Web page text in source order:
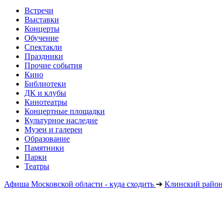
Встречи
Выставки
Концерты
Обучение
Спектакли
Праздники
Прочие события
Кино
Библиотеки
ДК и клубы
Кинотеатры
Концертные площадки
Культурное наследие
Музеи и галереи
Образование
Памятники
Парки
Театры
Афиша Московской области - куда сходить ➔ Клинский район